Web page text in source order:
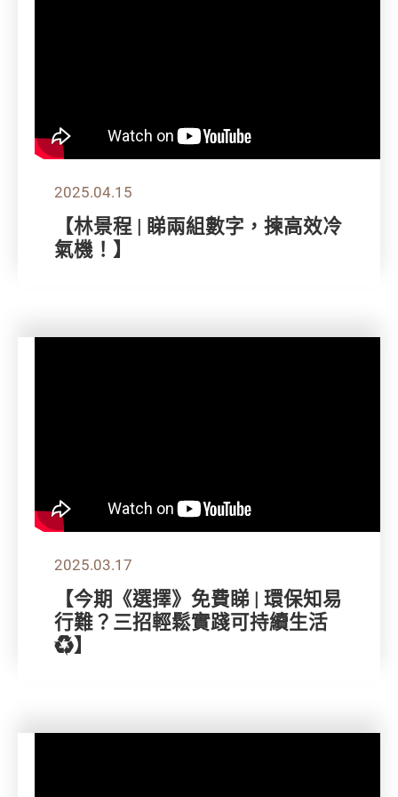
2025.04.15
【林景程 | 睇兩組數字，揀高效冷
氣機！】
2025.03.17
【今期《選擇》免費睇 | 環保知易
行難？三招輕鬆實踐可持續生活
♻️】